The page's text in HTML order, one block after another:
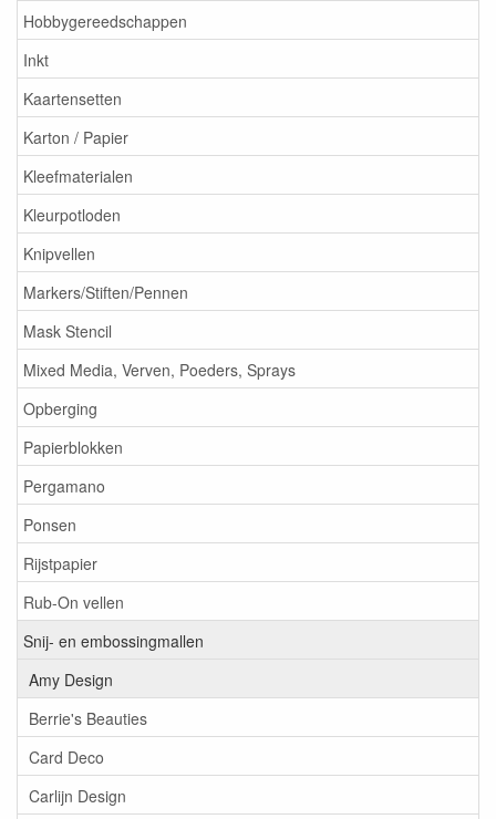
Hobbygereedschappen
Inkt
Kaartensetten
Karton / Papier
Kleefmaterialen
Kleurpotloden
Knipvellen
Markers/Stiften/Pennen
Mask Stencil
Mixed Media, Verven, Poeders, Sprays
Opberging
Papierblokken
Pergamano
Ponsen
Rijstpapier
Rub-On vellen
Snij- en embossingmallen
Amy Design
Berrie's Beauties
Card Deco
Carlijn Design